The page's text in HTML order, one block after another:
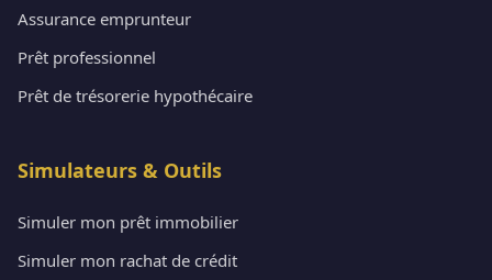
Assurance emprunteur
Prêt professionnel
Prêt de trésorerie hypothécaire
Simulateurs & Outils
Simuler mon prêt immobilier
Simuler mon rachat de crédit